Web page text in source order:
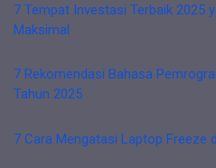
7 Tempat Investasi Terbaik 2025
Maksimal
7 Rekomendasi Bahasa
Tahun 2025
7 Cara Mengatasi Laptop Freeze